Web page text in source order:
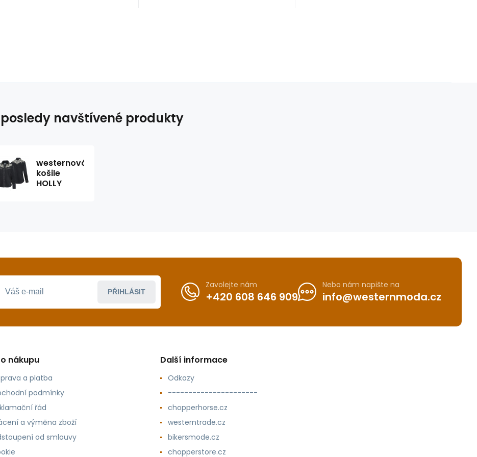
navštívené produkty
westernová
košile
HOLLY
PŘIHLÁSIT
Zavolejte nám
+420 608 646 909
Nebo nám napište na
info@westernmoda.cz
nákupu
a platba
podmínky
řád
a výměna zboží
od smlouvy
Další informace
Odkazy
----------------------
chopperhorse.cz
westerntrade.cz
bikersmode.cz
chopperstore.cz